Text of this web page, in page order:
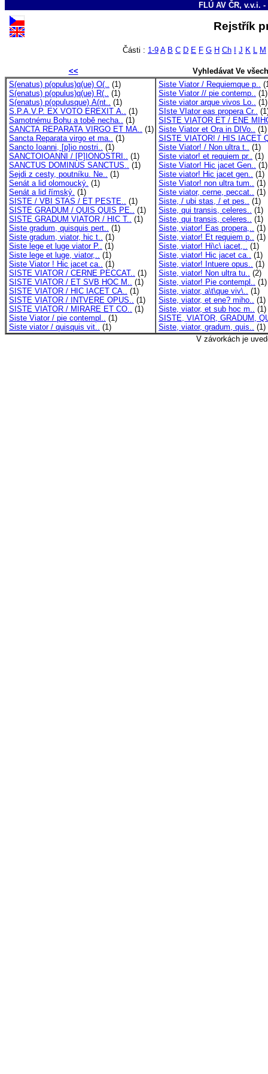
FLÚ AV ČR, v.v.i.
Rejstřík
Části : 1-9 A B C D E F G H Ch J K L M
<<
Vyhledávat Ve
S(enatus) p(opulus)q(ue) O(.. (1)
S(enatus) p(opulus)q(ue) R(.. (1)
S(enatus) p(opulusque) A(nt.. (1)
S.P.A.V.P. EX VOTO EREXIT A.. (1)
Samotnému Bohu a tobě necha.. (1)
SANCTA REPARATA VIRGO ET MA.. (1)
Sancta Reparata virgo et ma.. (1)
Sancto Ioanni, [p]io nostri.. (1)
SANCTOIOANNI / [P]IONOSTRI.. (1)
SANCTUS DOMINUS SANCTUS.. (1)
Sejdi z cesty, poutníku. Ne.. (1)
Senát a lid olomoucký. (1)
Senát a lid římský. (1)
SISTE / VBI STAS / ET PESTE.. (1)
SISTE GRADUM / QUIS QUIS PE.. (1)
SISTE GRADUM VIATOR / HIC T.. (1)
Siste gradum, quisquis pert.. (1)
Siste gradum, viator, hic t.. (1)
Siste lege et luge viator P.. (1)
Siste lege et luge, viator,.. (1)
Siste Viator ! Hic jacet ca.. (1)
SISTE VIATOR / CERNE PECCAT.. (1)
SISTE VIATOR / ET SVB HOC M.. (1)
SISTE VIATOR / HIC IACET CA.. (1)
SISTE VIATOR / INTVERE OPUS.. (1)
SISTE VIATOR / MIRARE ET CO.. (1)
Siste Viator / pie contempl.. (1)
Siste viator / quisquis vit.. (1)
Siste Viator / Requiemque p..
Siste Viator // pie contemp.. (1)
Siste viator arque vivos Lo.. (1)
SIste VIator eas propera Cr..
SISTE VIATOR ET / ENE
Siste Viator et Ora in DIVo.. (1)
SISTE VIATOR! / HIS IACET
Siste Viator! / Non ultra t.. (1)
Siste viator! et requiem pr.. (1)
Siste Viator! Hic jacet Gen.. (1)
Siste viator! Hic jacet gen.. (1)
Siste Viator! non ultra tum.. (1)
Siste viator, cerne, peccat.. (1)
Siste, / ubi stas, / et pes.. (1)
Siste, qui transis, celeres.. (1)
Siste, qui transis, celeres.. (1)
Siste, viator! Eas propera,.. (1)
Siste, viator! Et requiem p.. (1)
Siste, viator! Hi\c\ iacet,.. (1)
Siste, viator! Hic jacet ca.. (1)
Siste, viator! Intuere opus.. (1)
Siste, viator! Non ultra tu.. (2)
Siste, viator! Pie contempl.. (1)
Siste, viator, a\t\que viv\.. (1)
Siste, viator, et ene? miho.. (1)
Siste, viator, et sub hoc m.. (1)
SISTE, VIATOR, GRADUM,
Siste, viator, gradum, quis.. (1)
V závorkách je